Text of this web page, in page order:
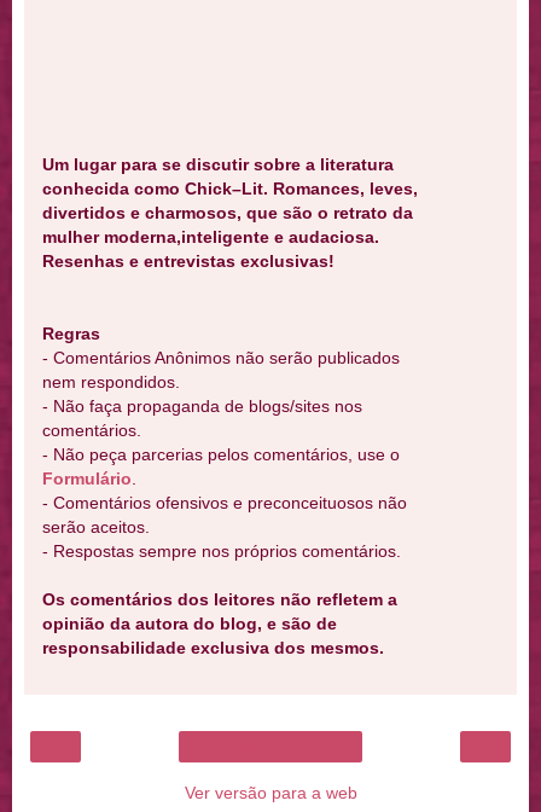
Um lugar para se discutir sobre a literatura
conhecida como Chick–Lit. Romances, leves,
divertidos e charmosos, que são o retrato da
mulher moderna,inteligente e audaciosa.
Resenhas e entrevistas exclusivas!
Regras
- Comentários Anônimos não serão publicados
nem respondidos.
- Não faça propaganda de blogs/sites nos
comentários.
- Não peça parcerias pelos comentários, use o
Formulário
- Comentários ofensivos e preconceituosos não
serão aceitos.
- Respostas sempre nos próprios comentários.
Os comentários dos leitores não refletem a
opinião da autora do blog, e são de
responsabilidade exclusiva dos mesmos.
Ver versão para a web